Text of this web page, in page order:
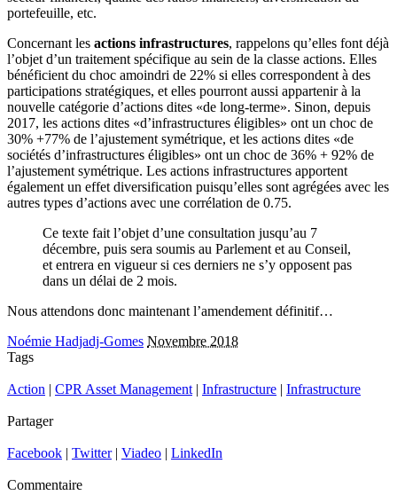
portefeuille, etc.
Concernant les actions infrastructures, rappelons qu’elles font déjà
l’objet d’un traitement spécifique au sein de la classe actions. Elles
bénéficient du choc amoindri de 22% si elles correspondent à des
participations stratégiques, et elles pourront aussi appartenir à la
nouvelle catégorie d’actions dites «de long-terme». Sinon, depuis
2017, les actions dites «d’infrastructures éligibles» ont un choc de
30% +77% de l’ajustement symétrique, et les actions dites «de
sociétés d’infrastructures éligibles» ont un choc de 36% + 92% de
l’ajustement symétrique. Les actions infrastructures apportent
également un effet diversification puisqu’elles sont agrégées avec les
autres types d’actions avec une corrélation de 0.75.
Ce texte fait l’objet d’une consultation jusqu’au 7
décembre, puis sera soumis au Parlement et au Conseil,
et entrera en vigueur si ces derniers ne s’y opposent pas
dans un délai de 2 mois.
Nous attendons donc maintenant l’amendement définitif…
Noémie Hadjadj-Gomes Novembre 2018
Tags
Action | CPR Asset Management | Infrastructure | Infrastructure
Partager
Facebook | Twitter| Viadeo | LinkedIn
Commentaire